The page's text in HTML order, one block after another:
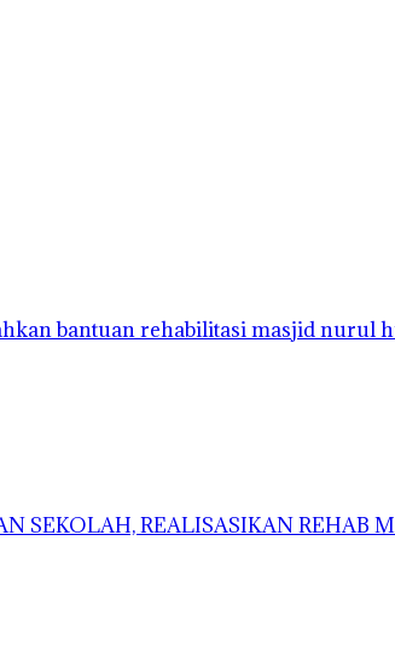
bantuan rehabilitasi masjid nurul
SEKOLAH, REALISASIKAN REHAB